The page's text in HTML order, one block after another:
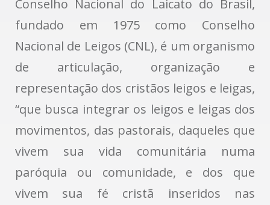
Conselho Nacional do Laicato do Brasil,
fundado em 1975 como Conselho
Nacional de Leigos (CNL), é um organismo
de articulação, organização e
representação dos cristãos leigos e leigas,
“que busca integrar os leigos e leigas dos
movimentos, das pastorais, daqueles que
vivem sua vida comunitária numa
paróquia ou comunidade, e dos que
vivem sua fé cristã inseridos nas